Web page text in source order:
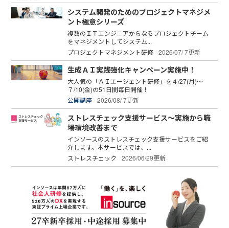
システム開発のためのプロジェクトマネジメ
ント極意シリーズ
複数のＩＴエンジニアからなるプロジェクトチーム
をマネジメントしてシステム...
プロジェクトマネジメント研修 2026/07/ 7更新
生成ＡＩ実践強化キャンペーン実施中！
大人気の「ＡＩエージェント研修」を４/27(月)～
７/10(金)の51日間毎日開催！
公開講座 2026/08/ 7更新
ストレスチェック支援サービス～実施から職
場環境改善まで
インソースのストレスチェック支援サービスをご紹
介します。本サービスでは、...
ストレスチェック
2026/06/29更新